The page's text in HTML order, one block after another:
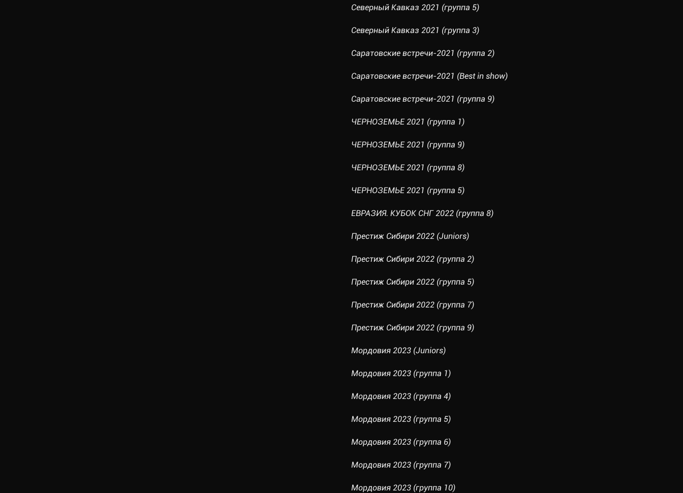
Северный Кавказ 2021 (группа 5)
Северный Кавказ 2021 (группа 3)
Саратовские встречи-2021 (группа 2)
Саратовские встречи-2021 (Best in show)
Саратовские встречи-2021 (группа 9)
ЧЕРНОЗЕМЬЕ 2021 (группа 1)
ЧЕРНОЗЕМЬЕ 2021 (группа 9)
ЧЕРНОЗЕМЬЕ 2021 (группа 8)
ЧЕРНОЗЕМЬЕ 2021 (группа 5)
ЕВРАЗИЯ. КУБОК СНГ 2022 (группа 8)
Престиж Сибири 2022 (Juniors)
Престиж Сибири 2022 (группа 2)
Престиж Сибири 2022 (группа 5)
Престиж Сибири 2022 (группа 7)
Престиж Сибири 2022 (группа 9)
Мордовия 2023 (Juniors)
Мордовия 2023 (группа 1)
Мордовия 2023 (группа 4)
Мордовия 2023 (группа 5)
Мордовия 2023 (группа 6)
Мордовия 2023 (группа 7)
Мордовия 2023 (группа 10)